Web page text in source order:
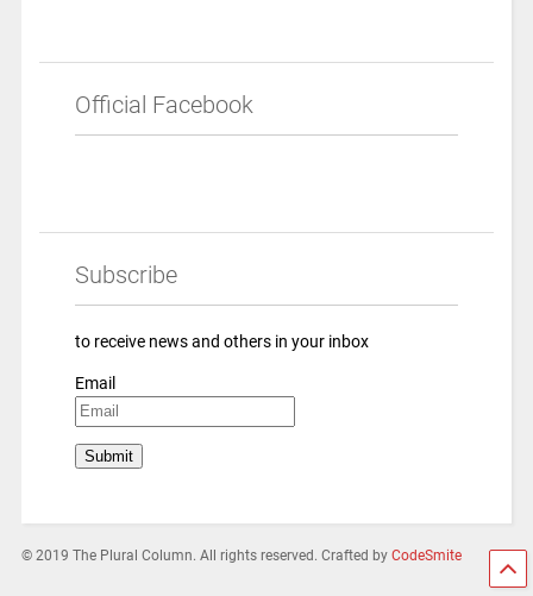
Official Facebook
Subscribe
to receive news and others in your inbox
Email
© 2019 The Plural Column. All rights reserved. Crafted by CodeSmite